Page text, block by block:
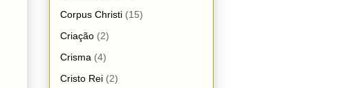
Corpus Christi (15)
Criação (2)
Crisma (4)
Cristo Rei (2)